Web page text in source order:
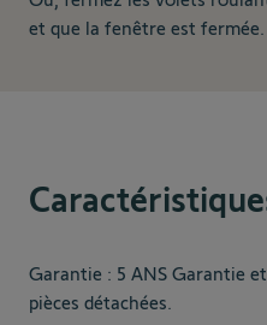
et que la fenêtre est fermée.
Garantie : 5 ANS Garantie
pièces détachées.